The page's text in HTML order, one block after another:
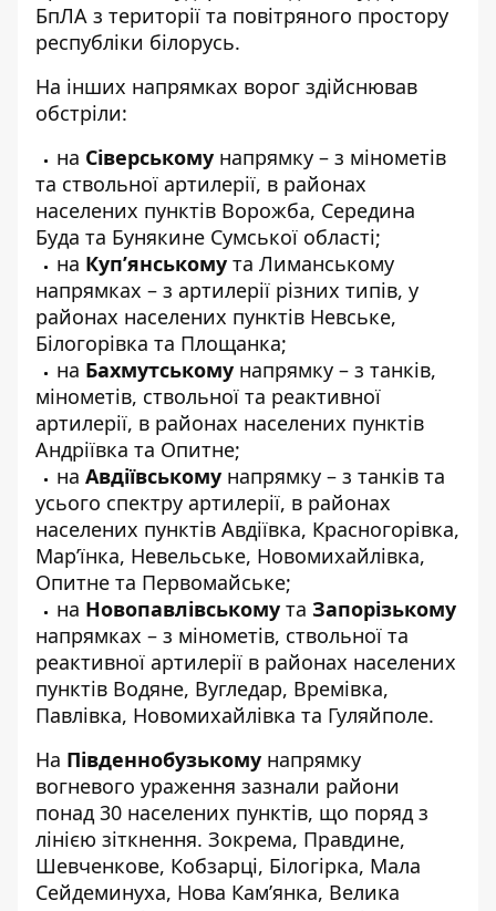
БпЛА з території та повітряного простору
республіки білорусь.
На інших напрямках ворог здійснював
обстріли:
на Сіверському напрямку – з мінометів
та ствольної артилерії, в районах
населених пунктів Ворожба, Середина
Буда та Бунякине Сумської області;
на Куп’янському та Лиманському
напрямках – з артилерії різних типів, у
районах населених пунктів Невське,
Білогорівка та Площанка;
на Бахмутському напрямку – з танків,
мінометів, ствольної та реактивної
артилерії, в районах населених пунктів
Андріївка та Опитне;
на Авдіївському напрямку – з танків та
усього спектру артилерії, в районах
населених пунктів Авдіївка, Красногорівка,
Мар’їнка, Невельське, Новомихайлівка,
Опитне та Первомайське;
на Новопавлівському та Запорізькому
напрямках – з мінометів, ствольної та
реактивної артилерії в районах населених
пунктів Водяне, Вугледар, Времівка,
Павлівка, Новомихайлівка та Гуляйполе.
На Південнобузькому напрямку
вогневого ураження зазнали райони
понад 30 населених пунктів, що поряд з
лінією зіткнення. Зокрема, Правдине,
Шевченкове, Кобзарці, Білогірка, Мала
Сейдеминуха, Нова Кам’янка, Велика